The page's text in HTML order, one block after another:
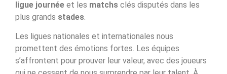
ligue journée et les matchs clés disputés dans les
plus grands stades.
Les ligues nationales et internationales nous
promettent des émotions fortes. Les équipes
s’affrontent pour prouver leur valeur, avec des joueurs